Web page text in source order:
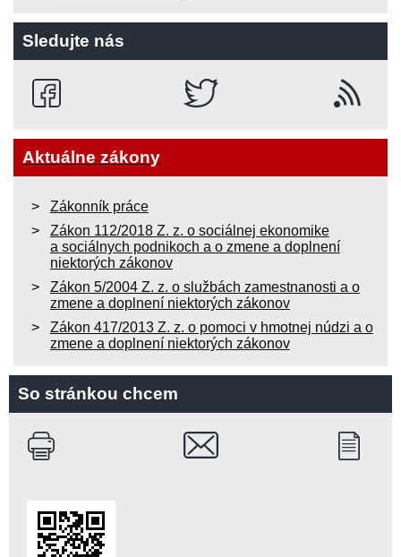
Sledujte nás
Aktuálne zákony
Zákonník práce
Zákon 112/2018 Z. z. o sociálnej ekonomike
a sociálnych podnikoch a o zmene a doplnení
niektorých zákonov
Zákon 5/2004 Z. z. o službách zamestnanosti a o
zmene a doplnení niektorých zákonov
Zákon 417/2013 Z. z. o pomoci v hmotnej núdzi a o
zmene a doplnení niektorých zákonov
So stránkou chcem